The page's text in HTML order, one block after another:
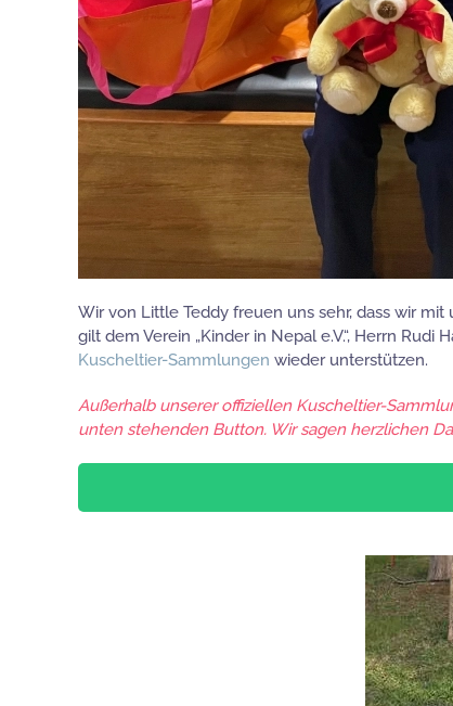
Wir von Little Teddy freuen uns sehr, dass wir
gilt dem Verein „Kinder in Nepal e.V.“, Herrn
Kuscheltier-Sammlungen wieder unterstützen.
Außerhalb unserer offiziellen Kuscheltier-
unten stehenden Button. Wir sagen herzlichen